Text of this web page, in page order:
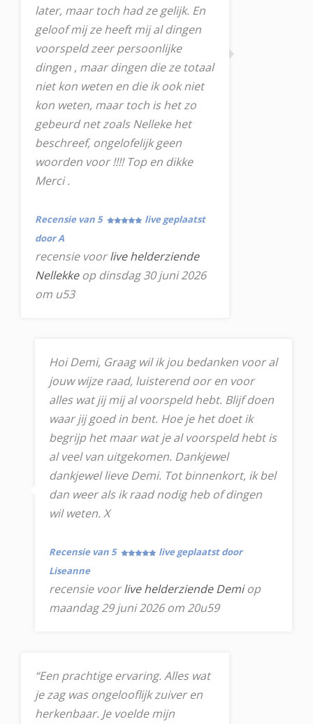
later, maar toch had ze gelijk. En
geloof mij ze heeft mij al dingen
voorspeld zeer persoonlijke
dingen , maar dingen die ze totaal
niet kon weten en die ik ook niet
kon weten, maar toch is het zo
gebeurd net zoals Nelleke het
beschreef, ongelofelijk geen
woorden voor !!!! Top en dikke
Merci .
Recensie van 5
live geplaatst
door A
recensie voorlive helderziende
Nellekkeop dinsdag 30 juni 2026
om u53
Hoi Demi, Graag wil ik jou bedanken voor al
jouw wijze raad, luisterend oor en voor
alles wat jij mij al voorspeld hebt. Blijf doen
waar jij goed in bent. Hoe je het doet ik
begrijp het maar wat je al voorspeld hebt is
al veel van uitgekomen. Dankjewel
dankjewel lieve Demi. Tot binnenkort, ik bel
dan weer als ik raad nodig heb of dingen
wil weten. X
Recensie van 5
live geplaatst door
Liseanne
recensie voorlive helderziende Demiop
maandag 29 juni 2026 om 20u59
“Een prachtige ervaring. Alles wat
je zag was ongelooflijk zuiver en
herkenbaar. Je voelde mijn